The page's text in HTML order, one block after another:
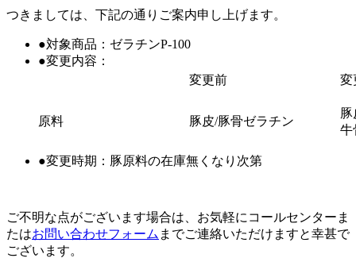
つきましては、下記の通りご案内申し上げます。
●対象商品：ゼラチンP-100
●変更内容：
変更前
変
原料 豚皮/豚骨ゼラチン
豚
牛
●変更時期：豚原料の在庫無くなり次第
ご不明な点がございます場合は、お気軽にコールセンターま
たはお問い合わせフォーム までご連絡いただけますと幸甚で
ございます。